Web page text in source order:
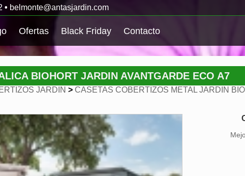
• belmonte@antasjardin.com
Ofertas Black Friday Contacto
BIOHORT JARDIN AVANTGARDE ECO A7
JARDIN > CASETAS COBERTIZOS METAL JARDIN